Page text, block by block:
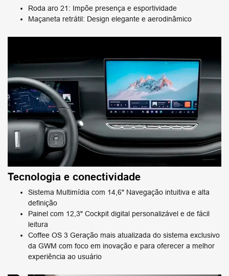
Roda aro 21: Impõe presença e esportividade
Maçaneta retrátil: Design elegante e aerodinâmico
Tecnologia e conectividade
Sistema Multimídia com 14,6" Navegação intuitiva e alta
definição
Painel com 12,3" Cockpit digital personalizável e de fácil
leitura
Coffee OS 3 Geração mais atualizada do sistema exclusivo
da GWM com foco em inovação e para oferecer a melhor
experiência ao usuário